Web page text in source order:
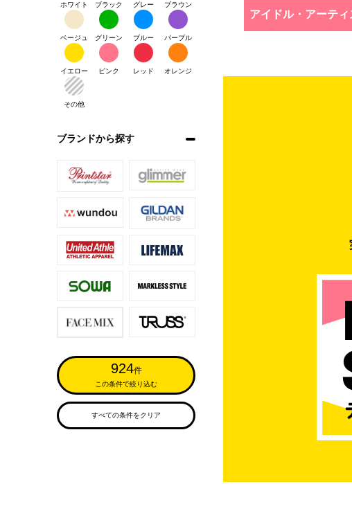
ホワイト ブラック グレー ブラウン
ベージュ グリーン ブルー パープル
イエロー ピンク レッド オレンジ
その他
ブランドから探す
924件
この条件で絞り込む
すべての条件をクリア
アイドル・アーテ